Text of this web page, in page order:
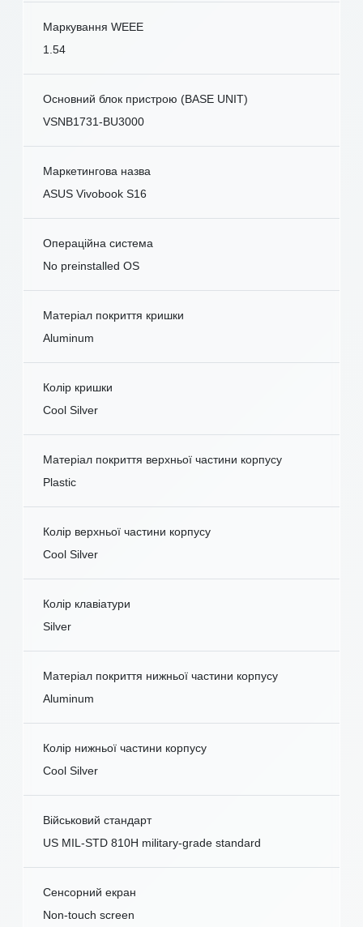
Маркування WEEE
1.54
Основний блок пристрою (BASE UNIT)
VSNB1731-BU3000
Маркетингова назва
ASUS Vivobook S16
Операційна система
No preinstalled OS
Матеріал покриття кришки
Aluminum
Колір кришки
Cool Silver
Матеріал покриття верхньої частини корпусу
Plastic
Колір верхньої частини корпусу
Cool Silver
Колір клавіатури
Silver
Матеріал покриття нижньої частини корпусу
Aluminum
Колір нижньої частини корпусу
Cool Silver
Військовий стандарт
US MIL-STD 810H military-grade standard
Сенсорний екран
Non-touch screen